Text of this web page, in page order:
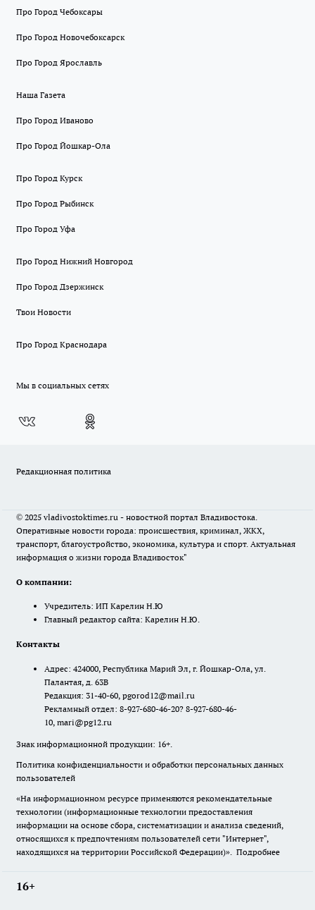
Про Город Чебоксары
Про Город Новочебоксарск
Про Город Ярославль
Наша Газета
Про Город Иваново
Про Город Йошкар-Ола
Про Город Курск
Про Город Рыбинск
Про Город Уфа
Про Город Нижний Новгород
Про Город Дзержинск
Твои Новости
Про Город Краснодара
Мы в социальных сетях
Редакционная политика
© 2025 vladivostoktimes.ru - новостной портал Владивостока.
Оперативные новости города: происшествия, криминал, ЖКХ,
транспорт, благоустройство, экономика, культура и спорт. Актуальная
информация о жизни города Владивосток"
О компании:
Учредитель: ИП Карелин Н.Ю
Главный редактор сайта: Карелин Н.Ю.
Контакты
Адрес: 424000, Республика Марий Эл, г. Йошкар-Ола, ул.
Палантая, д. 63В
Редакция: 31-40-60, pgorod12@mail.ru
Рекламный отдел: 8-927-680-46-20? 8-927-680-46-
10, mari@pg12.ru
Знак информационной продукции: 16+.
Политика конфиденциальности и обработки персональных данных
пользователей
«На информационном ресурсе применяются рекомендательные
технологии (информационные технологии предоставления
информации на основе сбора, систематизации и анализа сведений,
относящихся к предпочтениям пользователей сети "Интернет",
находящихся на территории Российской Федерации)». Подробнее
16+